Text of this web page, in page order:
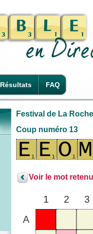
Résultats FAQ
Festival de La
Coup numéro 13
Voir le mot
1 2
3
A